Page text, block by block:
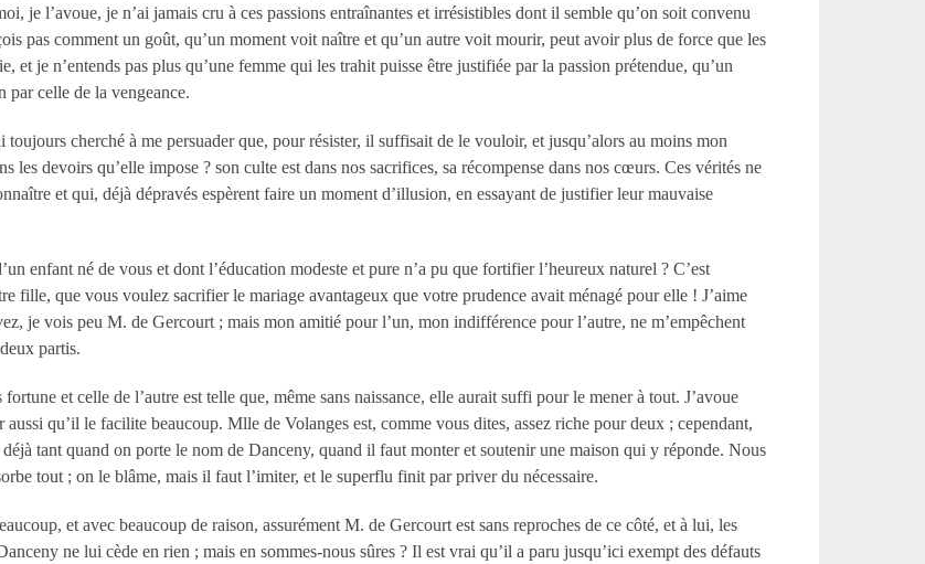
je l’avoue, je n’ai jamais cru à ces passions entraînantes et irrésistibles dont il semble qu’on soit convenu
pas comment un goût, qu’un moment voit naître et qu’un autre voit mourir, peut avoir plus de force que les
et je n’entends pas plus qu’une femme qui les trahit puisse être justifiée par la passion prétendue, qu’un
par celle de la vengeance.
cherché à me persuader que, pour résister, il suffisait de le vouloir, et jusqu’alors au moins mon
devoirs qu’elle impose ? son culte est dans nos sacrifices, sa récompense dans nos cœurs. Ces vérités ne
et qui, déjà dépravés espèrent faire un moment d’illusion, en essayant de justifier leur mauvaise
enfant né de vous et dont l’éducation modeste et pure n’a pu que fortifier l’heureux naturel ? C’est
fille, que vous voulez sacrifier le mariage avantageux que votre prudence avait ménagé pour elle ! J’aime
je vois peu M. de Gercourt ; mais mon amitié pour l’un, mon indifférence pour l’autre, ne m’empêchent
partis.
et celle de l’autre est telle que, même sans naissance, elle aurait suffi pour le mener à tout. J’avoue
aussi qu’il le facilite beaucoup. Mlle de Volanges est, comme vous dites, assez riche pour deux ; cependant,
tant quand on porte le nom de Danceny, quand il faut monter et soutenir une maison qui y réponde. Nous
tout ; on le blâme, mais il faut l’imiter, et le superflu finit par priver du nécessaire.
et avec beaucoup de raison, assurément M. de Gercourt est sans reproches de ce côté, et à lui, les
ne lui cède en rien ; mais en sommes-nous sûres ? Il est vrai qu’il a paru jusqu’ici exempt des défauts